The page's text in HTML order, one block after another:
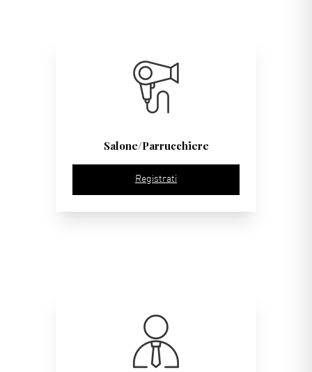
Salone/Parrucchiere
Registrati